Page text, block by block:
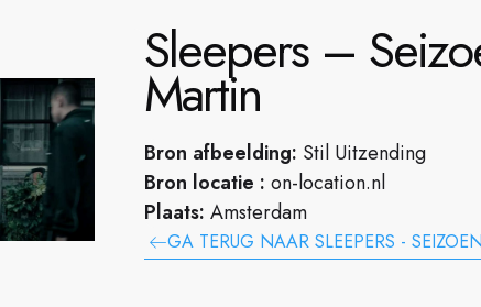
Sleepers –
Martin
Bron afbeelding: Stil Uitzending
Bron locatie : on-location.nl
Plaats: Amsterdam
GA TERUG NAAR SLEEPERS -